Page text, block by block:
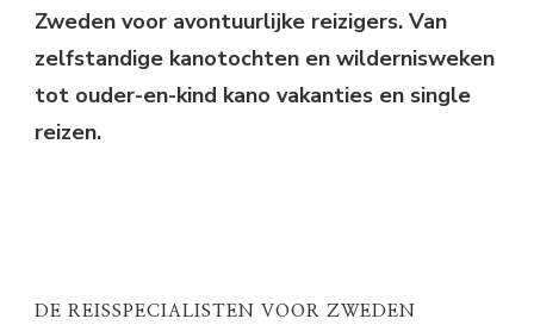
Zweden voor avontuurlijke reizigers. Van
zelfstandige kanotochten en wildernisweken
tot ouder-en-kind kano vakanties en single
reizen.
DE REISSPECIALISTEN VOOR ZWEDEN